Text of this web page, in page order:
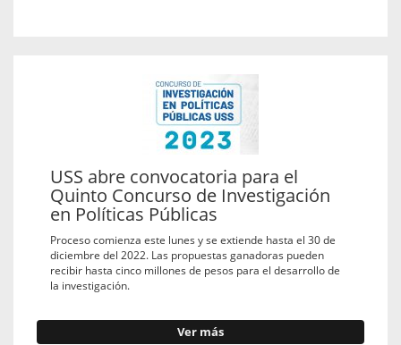
USS abre convocatoria para el
Quinto Concurso de Investigación
en Políticas Públicas
Proceso comienza este lunes y se extiende hasta el 30 de
diciembre del 2022. Las propuestas ganadoras pueden
recibir hasta cinco millones de pesos para el desarrollo de
la investigación.
Ver más